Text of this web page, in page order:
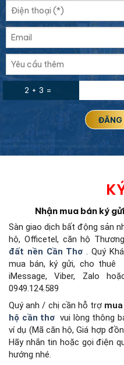
2 + 3 =
Nhận mua bán ký
Sàn giao dịch bất động sản
hộ, Officetel, căn hộ
đất nền Cần Thơ . Quý
mua bán, ký gửi, cho thuê
iMessage, Viber, Zalo
0949.124.589
Quý anh / chị cần hỗ trợ
hộ cần thơ vui lòng thông
ví dụ (Mã căn hộ, Giá hợp
Hãy nhắn tin hoặc gọi điện
hướng nhé.